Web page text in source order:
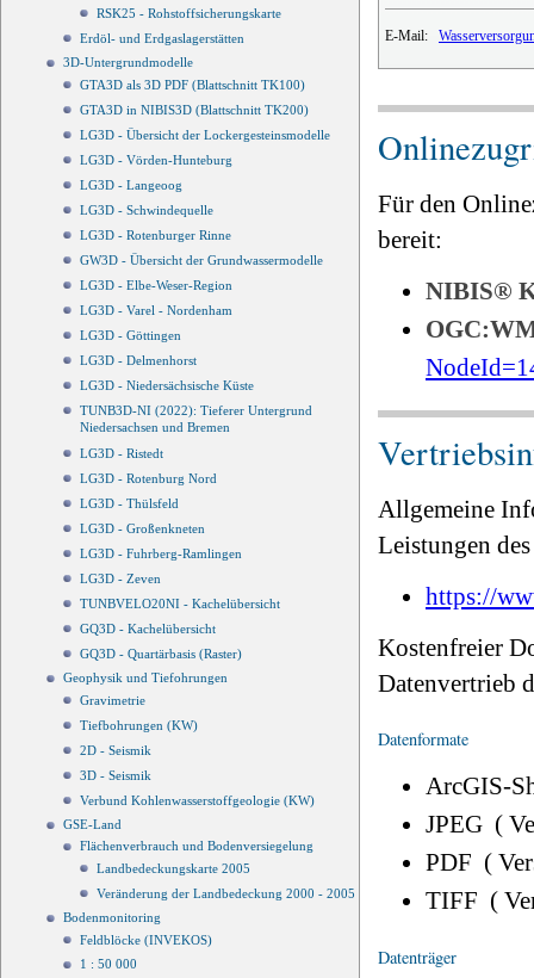
RSK25 - Rohstoffsicherungskarte
Erdöl- und Erdgaslagerstätten
3D-Untergrundmodelle
GTA3D als 3D PDF (Blattschnitt TK100)
GTA3D in NIBIS3D (Blattschnitt TK200)
LG3D - Übersicht der Lockergesteinsmodelle
LG3D - Vörden-Hunteburg
LG3D - Langeoog
LG3D - Schwindequelle
LG3D - Rotenburger Rinne
GW3D - Übersicht der Grundwassermodelle
LG3D - Elbe-Weser-Region
LG3D - Varel - Nordenham
LG3D - Göttingen
LG3D - Delmenhorst
LG3D - Niedersächsische Küste
TUNB3D-NI (2022): Tieferer Untergrund
Niedersachsen und Bremen
LG3D - Ristedt
LG3D - Rotenburg Nord
LG3D - Thülsfeld
LG3D - Großenkneten
LG3D - Fuhrberg-Ramlingen
LG3D - Zeven
TUNBVELO20NI - Kachelübersicht
GQ3D - Kachelübersicht
GQ3D - Quartärbasis (Raster)
Geophysik und Tiefohrungen
Gravimetrie
Tiefbohrungen (KW)
2D - Seismik
3D - Seismik
Verbund Kohlenwasserstoffgeologie (KW)
GSE-Land
Flächenverbrauch und Bodenversiegelung
Landbedeckungskarte 2005
Veränderung der Landbedeckung 2000 - 2005
Bodenmonitoring
Feldblöcke (INVEKOS)
1 : 50 000
E-Mail:
Für den
bereit:
NIBIS®
Allgemeine
Leistungen
https://
Kostenfreier
Datenvertrieb
Datenformate
ArcGIS-
JPEG (
PDF (
TIFF (
Datenträger